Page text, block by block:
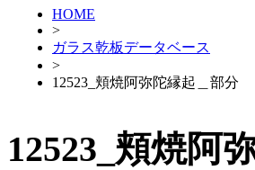
HOME
>
ガラス乾板データベース
>
12523_頬焼阿弥陀縁起＿部分
12523_頬焼阿